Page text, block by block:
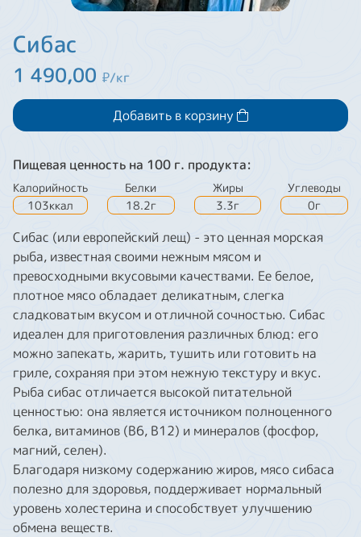
Сибас
1 490,00 ₽/кг
Добавить в корзину
Пищевая ценность на 100 г. продукта:
Калорийность
103ккал
Белки
18.2г
Жиры
3.3г
Углеводы
0г
Сибас (или европейский лещ) - это ценная морская
рыба, известная своими нежным мясом и
превосходными вкусовыми качествами. Ее белое,
плотное мясо обладает деликатным, слегка
сладковатым вкусом и отличной сочностью. Сибас
идеален для приготовления различных блюд: его
можно запекать, жарить, тушить или готовить на
гриле, сохраняя при этом нежную текстуру и вкус.
Рыба сибас отличается высокой питательной
ценностью: она является источником полноценного
белка, витаминов (В6, В12) и минералов (фосфор,
магний, селен).
Благодаря низкому содержанию жиров, мясо сибаса
полезно для здоровья, поддерживает нормальный
уровень холестерина и способствует улучшению
обмена веществ.